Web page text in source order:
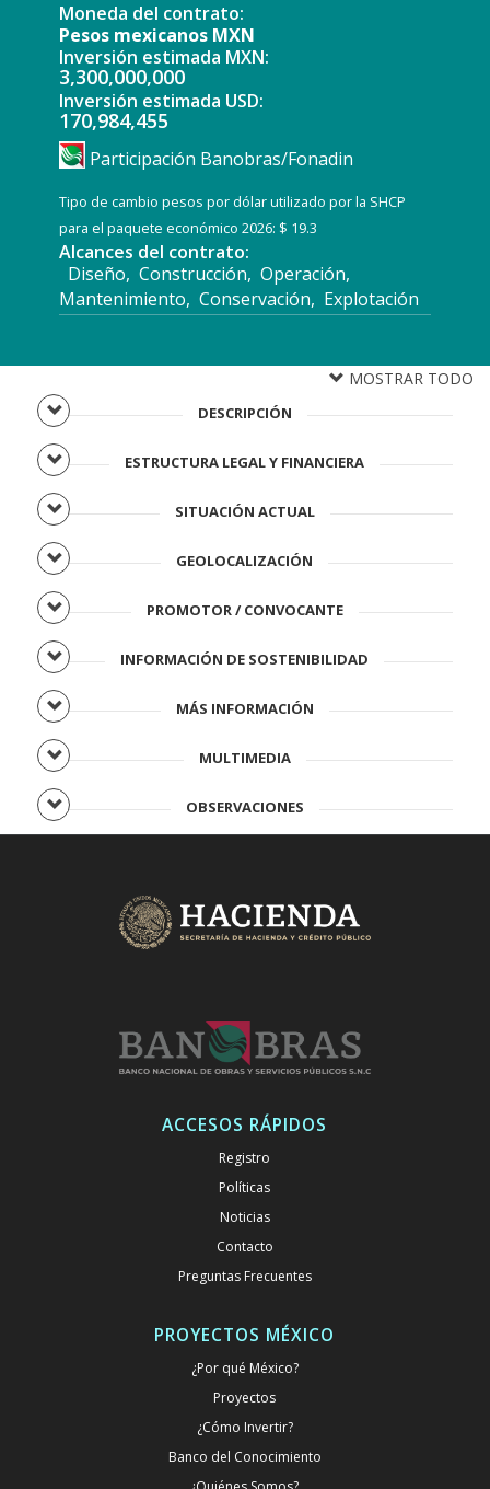
Moneda del contrato:
Pesos mexicanos MXN
Inversión estimada MXN:
3,300,000,000
Inversión estimada USD:
170,984,455
Participación Banobras/Fonadin
Tipo de cambio pesos por dólar utilizado por la SHCP
para el paquete económico 2026: $ 19.3
Alcances del contrato:
Diseño, Construcción, Operación,
Mantenimiento, Conservación, Explotación
MOSTRAR TODO
DESCRIPCIÓN
ESTRUCTURA LEGAL Y FINANCIERA
SITUACIÓN ACTUAL
GEOLOCALIZACIÓN
PROMOTOR / CONVOCANTE
INFORMACIÓN DE SOSTENIBILIDAD
MÁS INFORMACIÓN
MULTIMEDIA
OBSERVACIONES
ACCESOS RÁPIDOS
Registro
Políticas
Noticias
Contacto
Preguntas Frecuentes
PROYECTOS MÉXICO
¿Por qué México?
Proyectos
¿Cómo Invertir?
Banco del Conocimiento